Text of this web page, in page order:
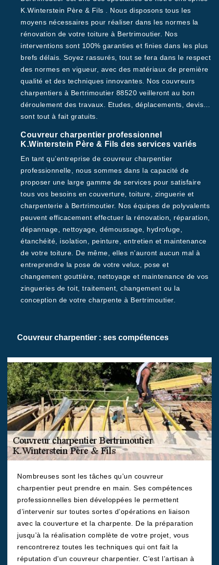
K.Winterstein Père & Fils . Nous disposons tous les
moyens nécessaires pour réaliser dans les normes la
rénovation de votre toiture à Bertrimoutier. Nos
interventions sont 100% garanties et finies dans les plus
brefs délais. Soyez rassurés, tout se fera dans le respect
des normes en vigueur, avec des matériaux de première
qualité et des techniques innovantes. Nos couvreurs
charpentiers à Bertrimoutier 88520 veilleront au bon
déroulement des travaux. Etudes, déplacements, devis…
sont tout à fait gratuits.
Couvreur charpentier professionnel
K.Winterstein Père & Fils des services variés
En tant qu’entreprise de couvreur charpentier
professionnelle, nous sommes dans la capacité de
proposer une large gamme de services pour satisfaire
tous vos besoins en couverture, toiture, zinguerie et
charpenterie à Bertrimoutier. Nos équipes de polyvalents
peuvent efficacement effectuer la rénovation, réparation,
dépannage, nettoyage, démoussage, hydrofuge,
étanchéité, isolation, peinture, entretien et maintenance
de votre toiture. De même, elles n’auront aucun mal à
entreprendre la pose de votre velux, pose et
changement gouttière, nettoyage et maintenance de vos
zingueries de toit, traitement, changement ou la
conception de votre charpente à Bertrimoutier.
Couvreur charpentier : ses compétences
Nombreuses sont les tâches qu’un couvreur
charpentier peut prendre en main. Ses compétences
professionnelles bien développées le permettent
d’intervenir sur toutes sortes d’opérations en liaison
avec la couverture et la charpente. De la préparation
jusqu’à la réalisation complète de votre projet, vous
rencontrerez toutes les techniques qui ont fait la
réputation d’un couvreur charpentier. C’est l’artisan à